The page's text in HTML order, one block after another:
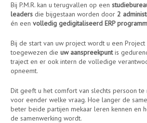
Bij P.M.R. kan u terugvallen op een
leadersdie bijgestaan worden door2
én eenvolledig gedigitaliseerd ERP
Bij de start van uw project wordt u een Project
toegewezen dieuw aanspreekpuntis
traject en er ook intern de volledige
opneemt.
Dit geeft u het comfort van slechts persoon te
voor eender welke vraag. Hoe langer de
beter beide partijen mekaar leren kennen en
de samenwerking wordt.